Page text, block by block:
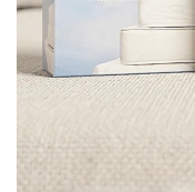
Gaulthérie
Immortelle
Parfums
Savons et
Accessoires
Contenants vides
Accessoires pour
Sélection Estivale
Guides & Conseils